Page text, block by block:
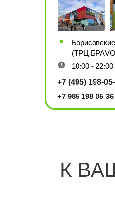
(ТРЦ
Ленинский
10:00 - 22:00
+7 (495) 198-
+7 985 198-05-36
К